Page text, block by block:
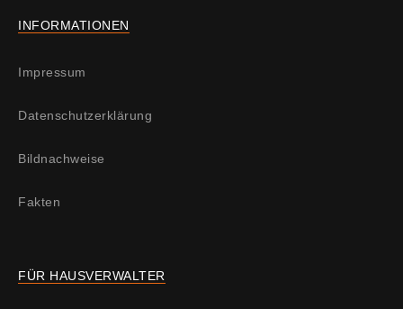
INFORMATIONEN
Impressum
Datenschutzerklärung
Bildnachweise
Fakten
FÜR HAUSVERWALTER